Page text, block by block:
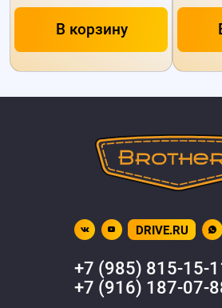
В корзину
DRIVE.RU
+7 (985) 815-15-
+7 (916) 187-07-